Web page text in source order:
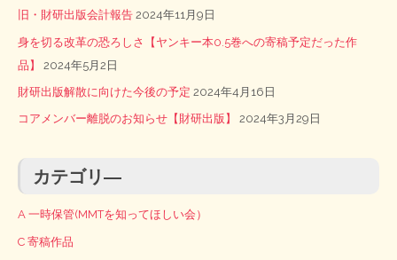
旧・財研出版会計報告 2024年11月9日
身を切る改革の恐ろしさ【ヤンキー本0.5巻への寄稿予定だった作
品】
2024年5月2日
財研出版解散に向けた今後の予定 2024年4月16日
コアメンバー離脱のお知らせ【財研出版】 2024年3月29日
カテゴリ―
A 一時保管(MMTを知ってほしい会）
C 寄稿作品